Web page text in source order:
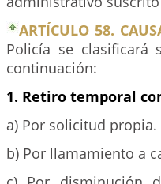
ARTÍCULO 58.
Policía se clasificará
continuación:
1. Retiro temporal
a) Por solicitud propia.
b) Por llamamiento a